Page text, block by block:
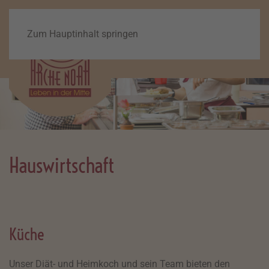
Zum Hauptinhalt springen
Hauswirtschaft
Küche
Unser Diät- und Heimkoch und sein Team bieten den